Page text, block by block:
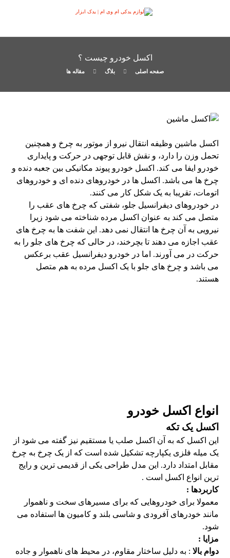
اکسل خودرو چیست ؟
صفحه اصلی بلاگ مقاله ها
اکسل ماشین وظیفه انتقال نیرو از موتور به چرخ و همچنین
تحمل وزن را دارد، و نقش قابل توجهی در حرکت و پایداری
خودرو ایفا می کند. اکسل خودرو پیوند مکانیکی بین جعبه دنده و
چرخ ها می باشد. اکسل ها در خودروهای دنده ای و خودروهای
اتومات، تقریبا به یک شکل کار می کنند.
در خودروهای دیفرانسیل جلو، شفتی که چرخ های عقب را
متصل می کند به عنوان اکسل مرده شناخته می شود زیرا
نیرویی به آن چرخ ها انتقال نمی دهد. این شفت ها به چرخ های
عقب اجازه می دهند تا بچرخند، در حالی که چرخ های جلو را به
حرکت در می آورند. اما در خودرو دیفرانسیل عقب برعکس
می باشد و چرخ های جلو با یک اکسل مرده به هم متصل
هستند.
انواع اکسل خودرو
اکسل یک تکه
این اکسل که به آن اکسل صلب یا مستقیم نیز گفته می شود از
یک میله فلزی یکپارچه تشکیل شده است که از یک چرخ به چرخ
مقابل امتداد دارد. این مدل طراحی یکی از قدیمی ترین و رایج
ترین انواع اکسل است .
کاربردها :
معمولا برای خودروهایی که برای مسیرهای سخت و ناهموار
مانند خودرهای آفرودی و شاسی بلند و کامیون ها استفاده می
شود.
مزایا :
دوام بالا : به دلیل ساختار مقاوم، در محیط های ناهموار و جاده